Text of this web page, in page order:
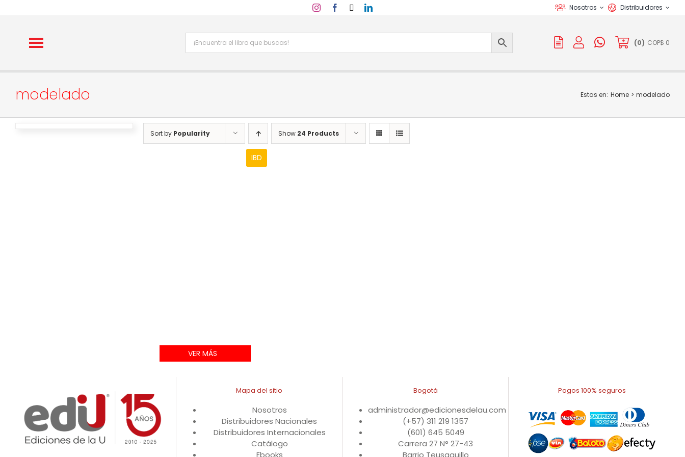
Nosotros Distribuidores
(0) COP$ 0
modelado Estas en: Home modelado
Sort by Popularity Show 24 Products
IBD
VER MÁS
Mapa del sitio
Nosotros
Distribuidores Nacionales
Distribuidores Internacionales
Catálogo
Ebooks
Bogotá
administrador@edicionesdelau.com
(+57) 311 219 1357
(601) 645 5049
Carrera 27 N° 27-43
Barrio Teusaquillo
Pagos 100% seguros